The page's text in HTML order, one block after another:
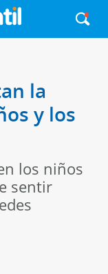
la
y los
los niños
sentir